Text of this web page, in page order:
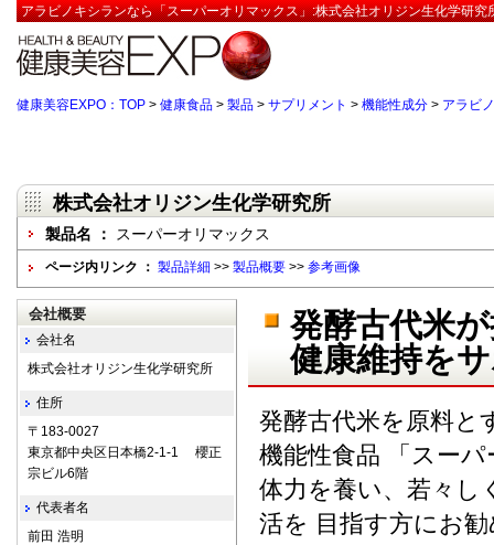
アラビノキシランなら「スーパーオリマックス」:株式会社オリジン生化学研究
健康美容EXPO：TOP > 健康食品 > 製品 > サプリメント > 機能性成分 > アラビ
株式会社オリジン生化学研究所
製品名 ： スーパーオリマックス
ページ内リンク ： 製品詳細 >> 製品概要 >> 参考画像
発酵古代米
健康維持を
発酵古代米を原料と
機能性食品 「スー
体力を養い、若々し
活を 目指す方にお
会社概要
会社名
株式会社オリジン生化学研究所
住所
〒183-0027
東京都中央区日本橋2-1-1 櫻正
宗ビル6階
代表者名
前田 浩明